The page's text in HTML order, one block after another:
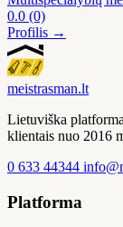
0.0 (0)
Profilis →
meistrasman.lt
Lietuviška
klientais nuo 2016
0 633 44344
Platforma